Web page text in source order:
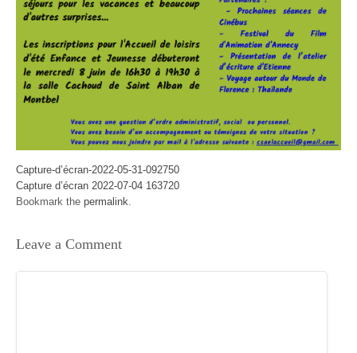
Capture-d’écran-2022-05-31-092750
Capture d’écran 2022-07-04 163720
Bookmark the permalink.
Leave a Comment